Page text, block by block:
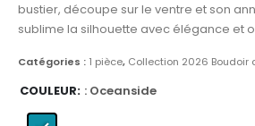
bustier, découpe sur le ventre et son
sublime la silhouette avec élégance et
Catégories : 1 pièce, Collection 2026 Boudoir
COULEUR : Oceanside